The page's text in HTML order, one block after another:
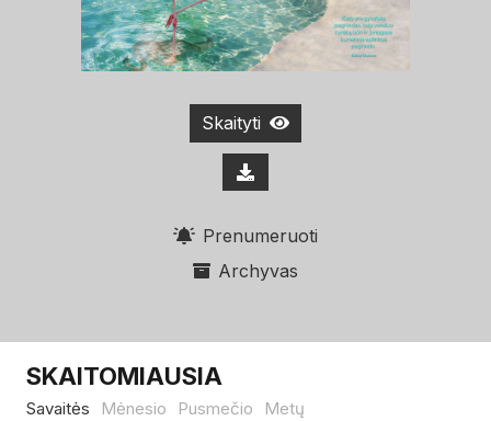
Skaityti
Prenumeruoti
Archyvas
SKAITOMIAUSIA
Savaitės Mėnesio Pusmečio Metų